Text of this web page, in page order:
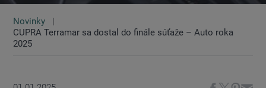
Novinky
CUPRA Terramar sa dostal do finále súťaže – Auto roka
2025